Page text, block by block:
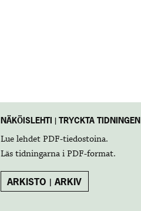
NÄKÖISLEHTI | TRYCKTA TIDNINGEN
Lue lehdet PDF-tiedostoina.
Läs tidningarna i PDF-format.
ARKISTO | ARKIV